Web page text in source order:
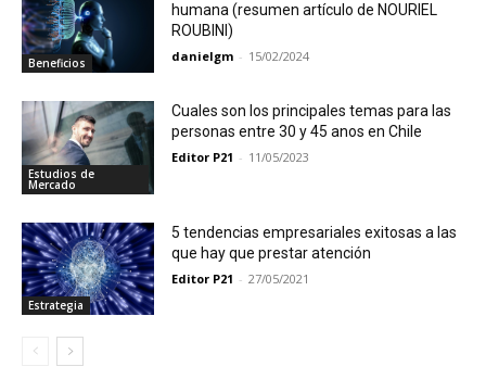
Beneficios
humana (resumen artículo de NOURIEL
ROUBINI)
danielgm - 15/02/2024
Estudios de
Mercado
Cuales son los principales temas para las
personas entre 30 y 45 anos en Chile
Editor P21 - 11/05/2023
Estrategia
5 tendencias empresariales exitosas a las
que hay que prestar atención
Editor P21 - 27/05/2021